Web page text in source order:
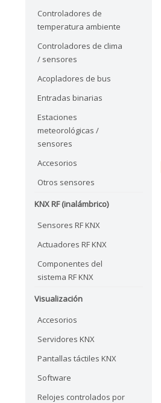
Controladores de
temperatura ambiente
Controladores de clima
/ sensores
Acopladores de bus
Entradas binarias
Estaciones
meteorológicas /
sensores
Accesorios
Otros sensores
KNX RF (inalámbrico)
Sensores RF KNX
Actuadores RF KNX
Componentes del
sistema RF KNX
Visualización
Accesorios
Servidores KNX
Pantallas táctiles KNX
Software
Relojes controlados por